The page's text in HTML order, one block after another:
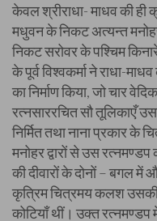
केवल श्रीराधा- माधव की
मधुवन के निकट अत्यन्त
निकट सरोवर के पश्चिम
के पूर्व विश्वकर्मा ने राधा-
का निर्माण किया, जो चार
रत्नसाररचित सौ तूलिकाएँ
निर्मित तथा नाना प्रकार के
मनोहर द्वारों से उस
की दीवारों के दोनों – बगल में
कृत्रिम चित्रमय कलश उसकी
कोटियाँ थीं। उक्त रत्नमण्डप में